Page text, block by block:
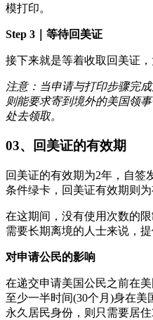
模打印。
Step 3｜等待回美证
接下来就是等着收取回美证，
注意：当申请与打印步骤完
则能要求寄到境外的美国领
处去领取。
03、回美证的有效期
回美证的有效期为2年，自签
条件绿卡，回美证有效期则为
在这期间，没有使用次数的
需要长期离境的人士来说，
对申请公民的影响
在递交申请美国公民之前在
至少一半时间(30个月)身在
永久居民身份，则只需要居住